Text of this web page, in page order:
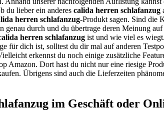
du lieber ein anderes calida herren schlafanzug
herren schlafanzug-Produkt sagen. Sind die
genau durch und du übertrage deren Meinung
herren schlafanzug ist und wie viel es
für dich ist, solltest du dir mal auf anderen
erkennst du noch einige zusätzliche
Amazon. Dort hast du nicht nur eine riesige
Übrigens sind auch die Lieferzeiten
im Geschäft oder